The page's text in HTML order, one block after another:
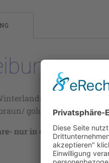
Höhen: 30,
gold (28), 100%
nur in ca 13 m Stücke